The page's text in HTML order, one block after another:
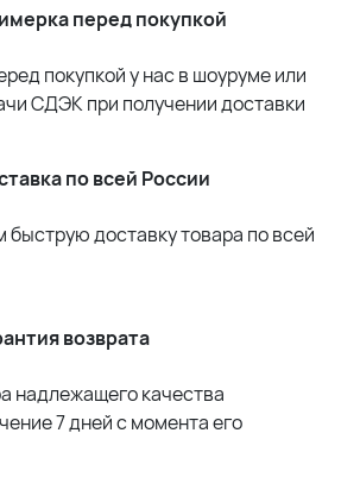
перед покупкой
покупкой у нас в шоуруме или
СДЭК при получении доставки
по всей России
доставку товара по всей
возврата
надлежащего качества
7 дней с момента его